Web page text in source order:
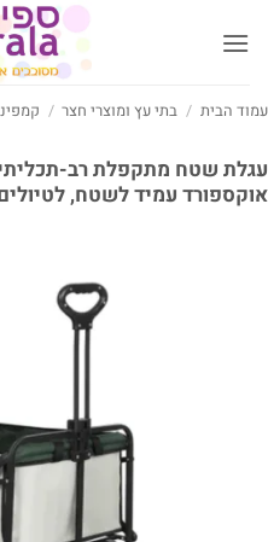
הבית / בתי עץ ומוצרי חצר / קמפינג
שטח מתקפלת רב-
עמיד לשטח, לטיולים